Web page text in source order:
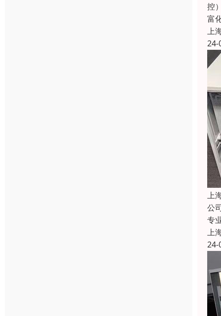
控
富
上
24-
上
公
专
上
24-